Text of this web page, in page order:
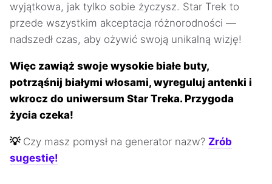
wyjątkowa, jak tylko sobie życzysz. Star Trek to
przede wszystkim akceptacja różnorodności —
nadszedł czas, aby ożywić swoją unikalną wizję!
Więc zawiąż swoje wysokie białe buty,
potrząśnij białymi włosami, wyreguluj antenki i
wkrocz do uniwersum Star Treka. Przygoda
życia czeka!
💡 Czy masz pomysł na generator nazw? Zrób
sugestię!